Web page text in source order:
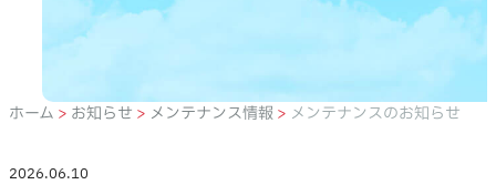
ホーム > お知らせ > メンテナンス情報> メンテナンスのお知らせ
2026.06.10